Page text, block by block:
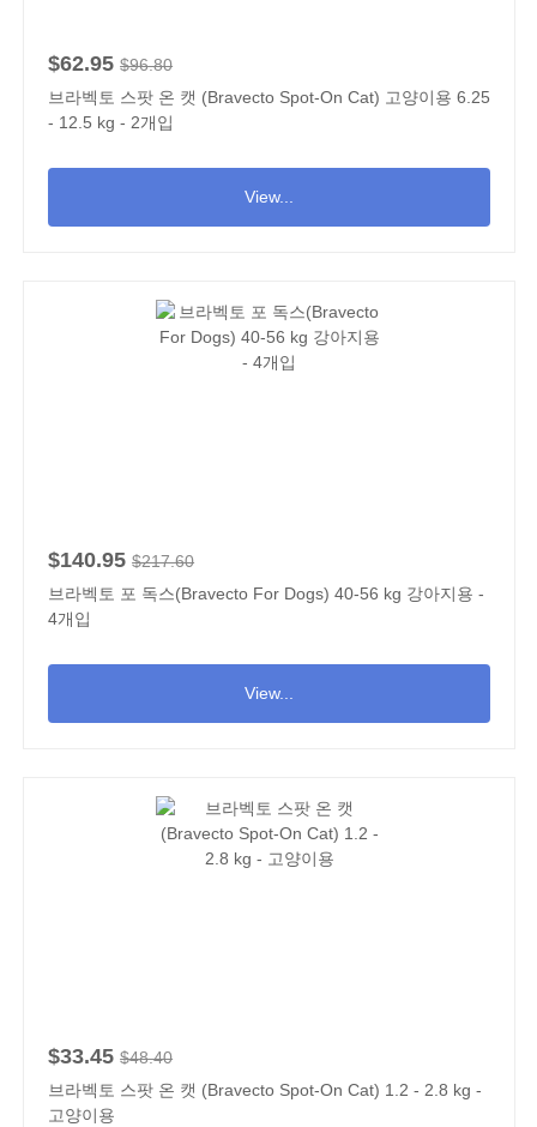
$62.95 $96.80
브라벡토 스팟 온 캣 (Bravecto Spot-On Cat) 고양이용 6.25
- 12.5 kg - 2개입
View...
$140.95 $217.60
브라벡토 포 독스(Bravecto For Dogs) 40-56 kg 강아지용 -
4개입
View...
$33.45 $48.40
브라벡토 스팟 온 캣 (Bravecto Spot-On Cat) 1.2 - 2.8 kg -
고양이용